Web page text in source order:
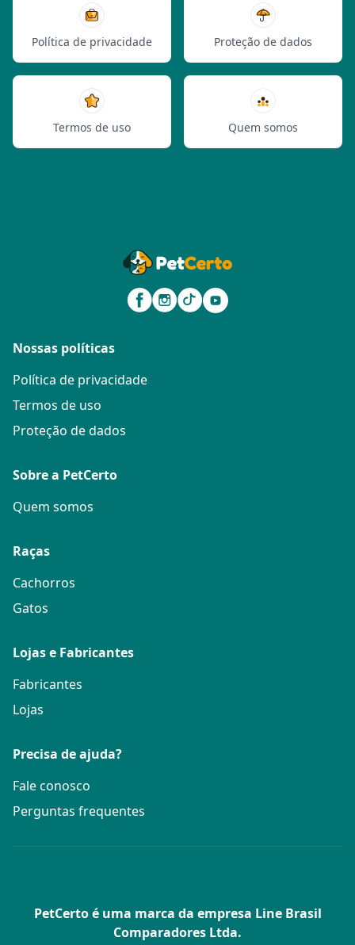
Política de privacidade Proteção de dados
Termos de uso Quem somos
Nossas políticas
Política de privacidade
Termos de uso
Proteção de dados
Sobre a PetCerto
Quem somos
Raças
Cachorros
Gatos
Lojas e Fabricantes
Fabricantes
Lojas
Precisa de ajuda?
Fale conosco
Perguntas frequentes
PetCerto é uma marca da empresa Line Brasil
Comparadores Ltda.